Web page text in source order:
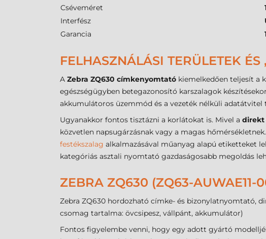
Cséveméret
Interfész
Garancia
FELHASZNÁLÁSI TERÜLETEK
A Zebra ZQ630 címkenyomtató kiemelkedően teljesít a
egészségügyben betegazonosító karszalagok
akkumulátoros üzemmód és a vezeték nélküli adatátvitel
Ugyanakkor fontos tisztázni a korlátokat is. Mivel a direkt
közvetlen napsugárzásnak vagy a magas
festékszalag alkalmazásával műanyag alapú etiketteket
kategóriás asztali nyomtató gazdaságosabb megoldás
ZEBRA ZQ630 (ZQ63-AUWAE11-
Zebra ZQ630 hordozható címke- és bizonylatnyomtató,
csomag tartalma: övcsipesz, vállpánt, akkumulátor)
Fontos figyelembe venni, hogy egy adott gyártó